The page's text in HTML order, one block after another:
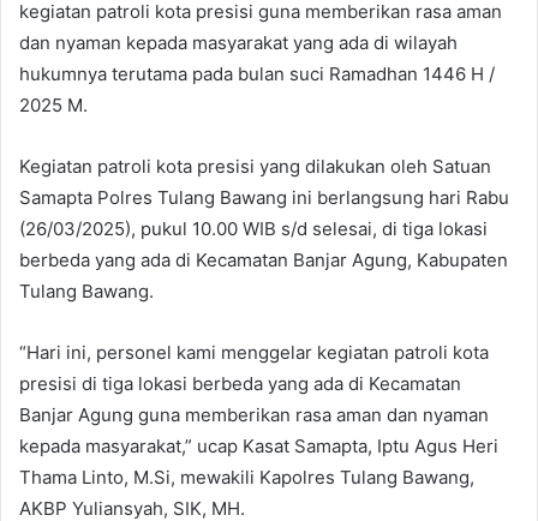
kegiatan patroli kota presisi guna memberikan rasa aman
dan nyaman kepada masyarakat yang ada di wilayah
hukumnya terutama pada bulan suci Ramadhan 1446 H /
2025 M.
Kegiatan patroli kota presisi yang dilakukan oleh Satuan
Samapta Polres Tulang Bawang ini berlangsung hari Rabu
(26/03/2025), pukul 10.00 WIB s/d selesai, di tiga lokasi
berbeda yang ada di Kecamatan Banjar Agung, Kabupaten
Tulang Bawang.
“Hari ini, personel kami menggelar kegiatan patroli kota
presisi di tiga lokasi berbeda yang ada di Kecamatan
Banjar Agung guna memberikan rasa aman dan nyaman
kepada masyarakat,” ucap Kasat Samapta, Iptu Agus Heri
Thama Linto, M.Si, mewakili Kapolres Tulang Bawang,
AKBP Yuliansyah, SIK, MH.